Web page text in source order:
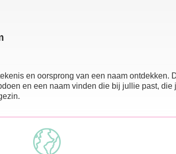
en oorsprong van een naam ontdekken.
en een naam vinden die bij jullie past, die